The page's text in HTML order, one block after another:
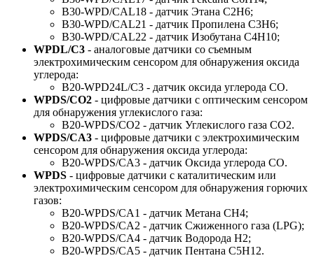
B30-WPD/CAL18 - датчик Этана C2H6;
B30-WPD/CAL21 - датчик Пропилена C3H6;
B30-WPD/CAL22 - датчик Изобутана C4H10;
WPDL/C3 - аналоговые датчики со съемным
электрохимическим сенсором для обнаружения оксида
углерода:
B20-WPD24L/C3 - датчик оксида углерода CO.
WPDS/CO2 - цифровые датчики с оптическим сенсором
для обнаружения углекислого газа:
B20-WPDS/CO2 - датчик Углекислого газа CO2.
WPDS/CA3 - цифровые датчики с электрохимическим
сенсором для обнаружения оксида углерода:
B20-WPDS/CA3 - датчик Оксида углерода CO.
WPDS - цифровые датчики с каталитическим или
электрохимическим сенсором для обнаружения горючих
газов:
B20-WPDS/CA1 - датчик Метана CH4;
B20-WPDS/CA2 - датчик Сжиженного газа (LPG);
B20-WPDS/CA4 - датчик Водорода H2;
B20-WPDS/CA5 - датчик Пентана C5H12.